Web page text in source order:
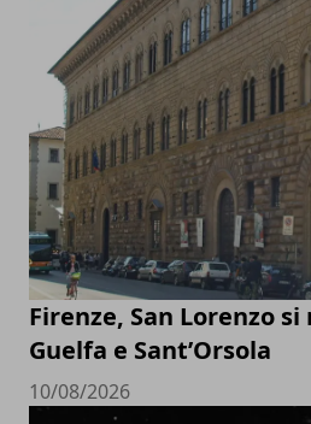
Firenze, San Lorenzo
Guelfa e Sant’Orsola
10/08/2026